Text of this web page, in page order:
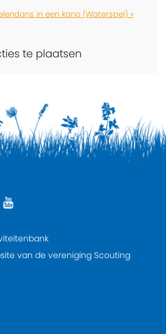
in een kano (Waterspel) »
te plaatsen
van de vereniging Scouting